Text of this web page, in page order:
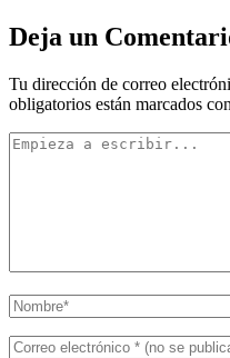
Deja un
Tu dirección de correo
obligatorios están marcados con